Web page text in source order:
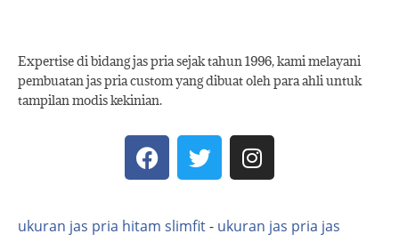
Expertise di bidang jas pria sejak tahun 1996, kami melayani
pembuatan jas pria custom yang dibuat oleh para ahli untuk
tampilan modis kekinian.
ukuran jas pria hitam slimfit- ukuran jas pria jas